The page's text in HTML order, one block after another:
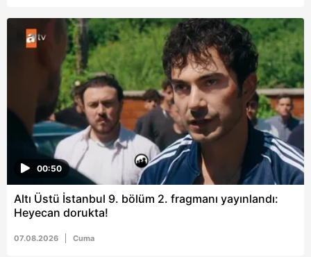
00:50
Altı Üstü İstanbul 9. bölüm 2. fragmanı yayınlandı:
Heyecan dorukta!
07.08.2026 Cuma